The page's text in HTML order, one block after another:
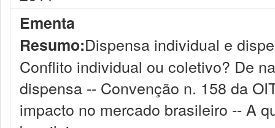
Ementa
Resumo:Dispensa individual e
Conflito individual ou coletivo? De
dispensa -- Convenção n. 158 da
impacto no mercado brasileiro -- A